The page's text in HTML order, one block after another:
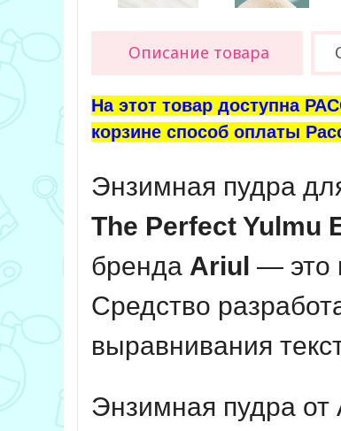
Описание товара
На этот товар доступна
корзине способ оплаты
Энзимная пудра
The Perfect Yulmu
бренда Ariul — это
Средство
выравнивания
Энзимная пудра